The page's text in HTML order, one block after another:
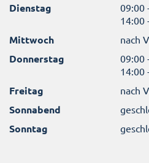
Dienstag
09:00
14:00
Mittwoch nach
Donnerstag
09:00
14:00
Freitag nach
Sonnabend
Sonntag